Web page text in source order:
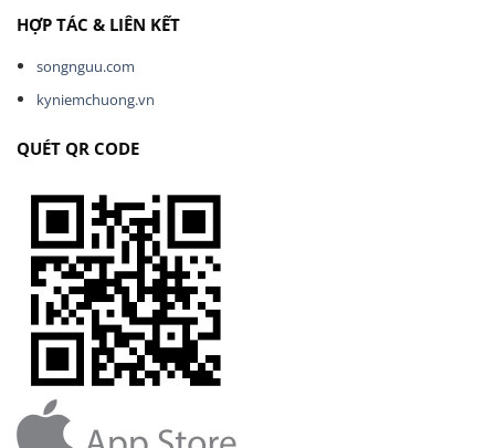
HỢP TÁC & LIÊN KẾT
songnguu.com
kyniemchuong.vn
QUÉT QR CODE